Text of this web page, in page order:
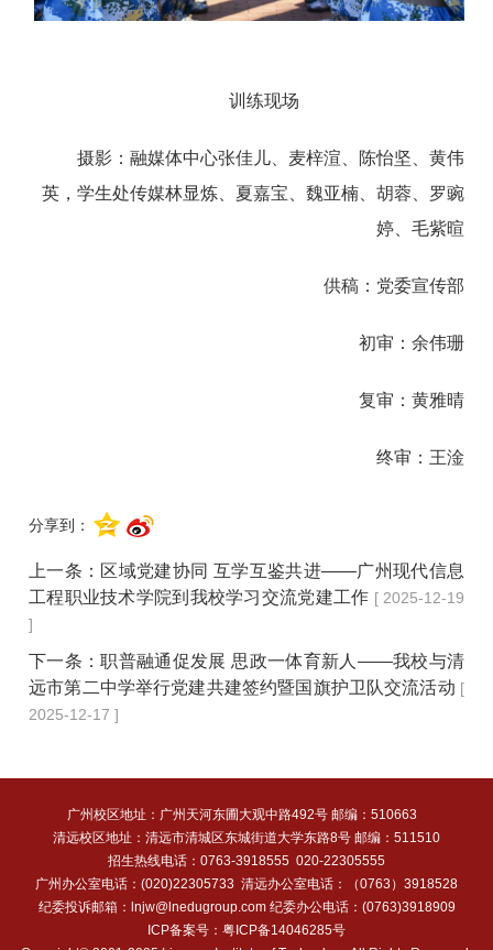
训练现场
摄影：融媒体中心张佳儿、麦梓渲、陈怡坚、黄伟
英，学生处传媒林显炼、夏嘉宝、魏亚楠、胡蓉、罗豌
婷、毛紫暄
供稿：党委宣传部
初审：余伟珊
复审：黄雅晴
终审：王淦
分享到：
上一条： 区域党建协同 互学互鉴共进——广州现代信息
工程职业技术学院到我校学习交流党建工作 [ 2025-12-19
]
下一条：职普融通促发展 思政一体育新人——我校与清
远市第二中学举行党建共建签约暨国旗护卫队交流活动 [
2025-12-17 ]
广州校区地址：广州天河东圃大观中路492号 邮编：510663
清远校区地址：清远市清城区东城街道大学东路8号 邮编：511510
招生热线电话：0763-3918555 020-22305555
广州办公室电话：(020)22305733 清远办公室电话：（0763）3918528
纪委投诉邮箱：lnjw@lnedugroup.com 纪委办公电话：(0763)3918909
ICP备案号： 粤ICP备14046285号